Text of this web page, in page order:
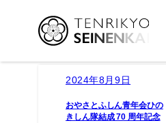
2024年8月9日
おやさとふしん青年会ひの
きしん隊結成 70 周年記念